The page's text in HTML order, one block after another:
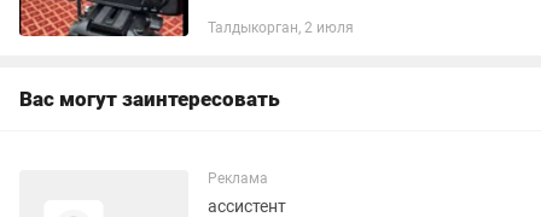
Талдыкорган, 2 июля
Вас могут заинтересовать
Реклама
ассистент